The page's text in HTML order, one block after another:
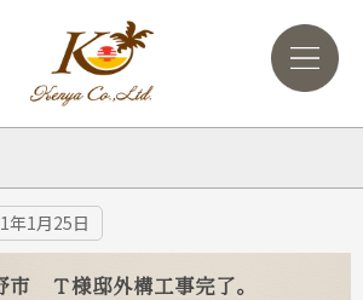
年1月25日
市 Ｔ様邸外構工事完了。